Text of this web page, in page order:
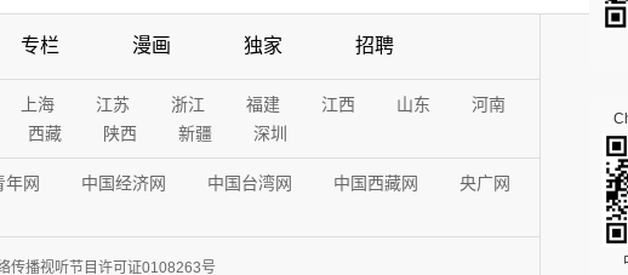
专栏 漫画 独家 招聘
上海 江苏 浙江 福建 江西 山东
河南
西藏 陕西 新疆 深圳
年网 中国经济网 中国台湾网 中国西藏网
央广网
传播视听节目许可证0108263号